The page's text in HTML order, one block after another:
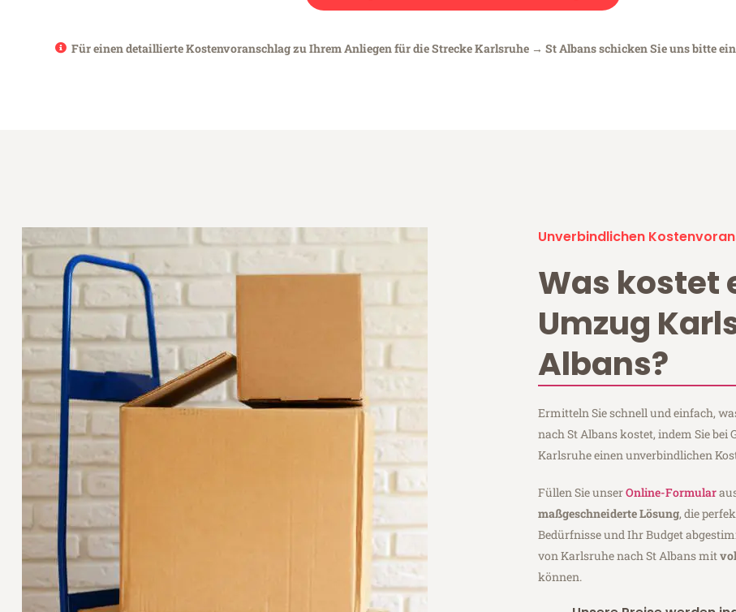
Für einen detaillierte Kostenvoranschlag zu Ihrem Anliegen für die Strecke Karlsruhe → St Albans schicken Sie uns bitte
Unverbindlichen
Was kostet
Umzug
Albans?
Ermitteln Sie schnell und einfach,
nach St Albans kostet, indem Sie bei
Karlsruhe einen unverbindlichen
Füllen Sie unserOnline-Formular
maßgeschneiderte Lösung, die
Bedürfnisse und Ihr Budget
von Karlsruhe nach St Albans mit
können.